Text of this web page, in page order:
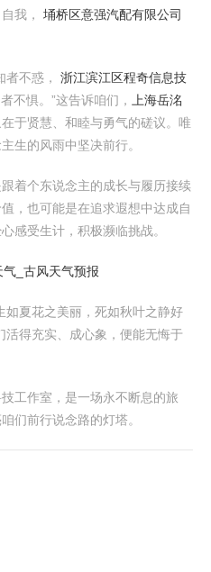
我， 埇桥区意强汽配有限公司
者不惑， 浙江滨江区程奇信息技
不惧。”这告诉咱们，
上海岳洺
于贤慧、和睦与勇气的磋议。唯
生的风雨中坚决前行。
着个东说念主的成长与履历接续
，也可能是在追求遐想中达成自
感受生计，积极濒临挑战。
_古风天气预报
如夏花之美丽，死如秋叶之静好
活得充实、成心象，便能无悔于
工作室，是一场永不断息的旅
们前行说念路的灯塔。